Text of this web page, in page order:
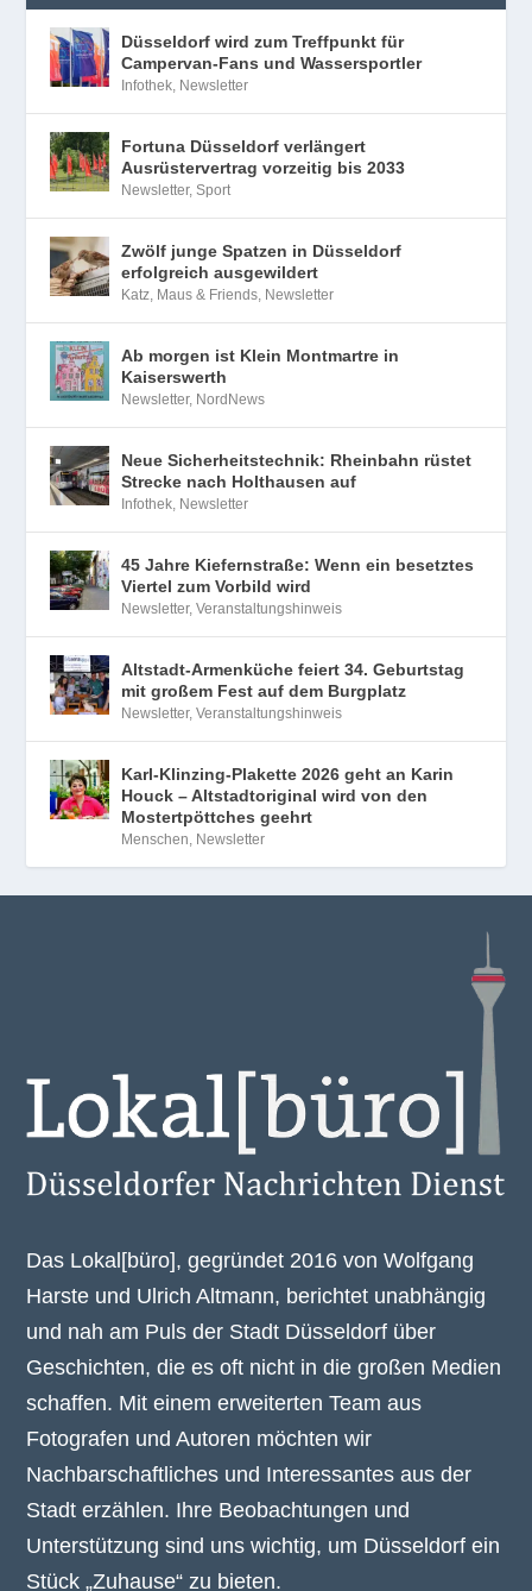
Düsseldorf wird zum Treffpunkt für
Campervan-Fans und Wassersportler
Infothek, Newsletter
Fortuna Düsseldorf verlängert
Ausrüstervertrag vorzeitig bis 2033
Newsletter,Sport
Zwölf junge Spatzen in Düsseldorf
erfolgreich ausgewildert
Katz, Maus & Friends, Newsletter
Ab morgen ist Klein Montmartre in
Kaiserswerth
Newsletter, NordNews
Neue Sicherheitstechnik: Rheinbahn rüstet
Strecke nach Holthausen auf
Infothek, Newsletter
45 Jahre Kiefernstraße: Wenn ein besetztes
Viertel zum Vorbild wird
Newsletter,Veranstaltungshinweis
Altstadt-Armenküche feiert 34. Geburtstag
mit großem Fest auf dem Burgplatz
Newsletter,Veranstaltungshinweis
Karl-Klinzing-Plakette 2026 geht an Karin
Houck – Altstadtoriginal wird von den
Mostertpöttches geehrt
Menschen, Newsletter
Das Lokal[büro], gegründet 2016 von Wolfgang
Harste und Ulrich Altmann, berichtet unabhängig
und nah am Puls der Stadt Düsseldorf über
Geschichten, die es oft nicht in die großen Medien
schaffen. Mit einem erweiterten Team aus
Fotografen und Autoren möchten wir
Nachbarschaftliches und Interessantes aus der
Stadt erzählen. Ihre Beobachtungen und
Unterstützung sind uns wichtig, um Düsseldorf ein
Stück „Zuhause“ zu bieten.